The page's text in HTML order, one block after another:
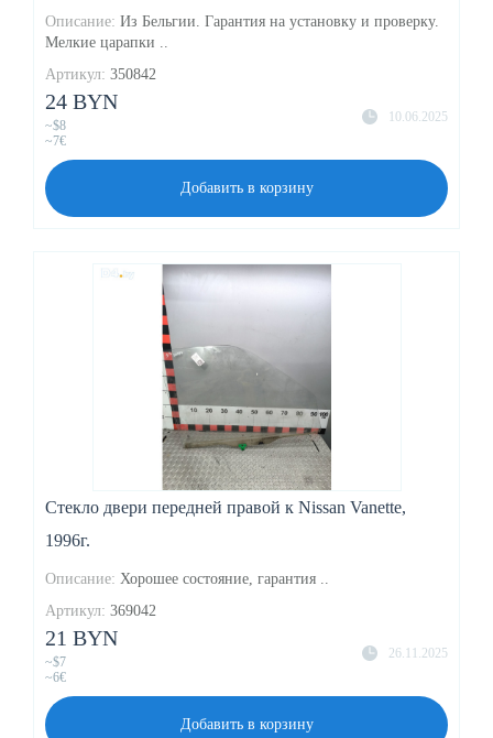
Описание: Из Бельгии. Гарантия на установку и проверку.
Мелкие царапки ..
Артикул: 350842
10.06.2025
24 BYN
~$8
~7€
Добавить в корзину
Стекло двери передней правой к Nissan Vanette,
1996г.
Описание: Хорошее состояние, гарантия ..
Артикул: 369042
26.11.2025
21 BYN
~$7
~6€
Добавить в корзину